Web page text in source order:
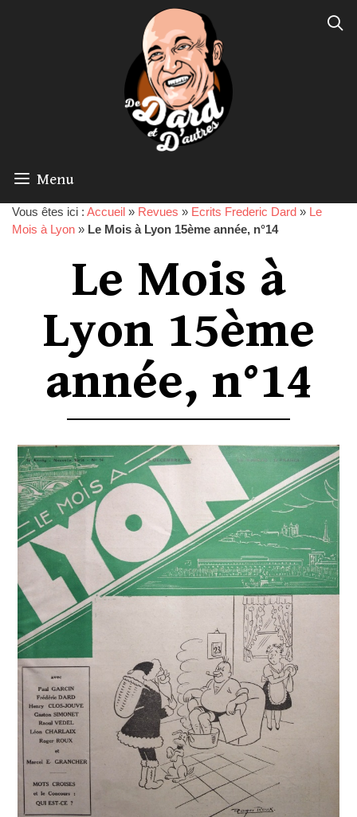
Menu
Vous êtes ici : Accueil » Revues » Ecrits Frederic Dard » Le
Mois à Lyon » Le Mois à Lyon 15ème année, n°14
Le Mois à
Lyon 15ème
année, n°14